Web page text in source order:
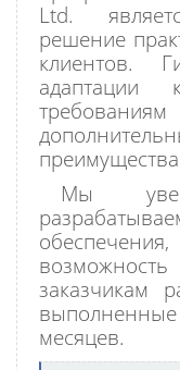
Ltd.
решение
клиентов.
Мы
заказчикам
месяцев.